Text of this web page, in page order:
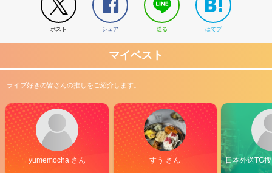
ポスト シェア 送る はてブ
マイベスト
ライブ好きの皆さんの推しをご紹介します。
yumemocha さん すう さん 日本外送TG